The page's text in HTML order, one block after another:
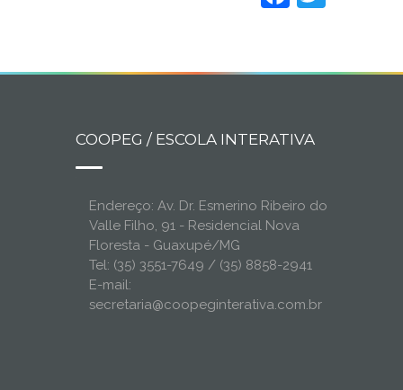
COOPEG / ESCOLA INTERATIVA
Endereço: Av. Dr. Esmerino Ribeiro do
Valle Filho, 91 - Residencial Nova
Floresta - Guaxupé/MG
Tel: (35) 3551-7649 / (35) 8858-2941
E-mail:
secretaria@coopeginterativa.com.br